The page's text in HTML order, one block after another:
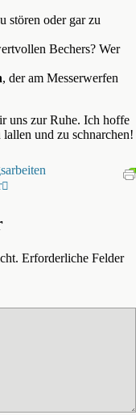
stören oder gar zu
Bechers? Wer
, der am Messerwerfen
uns zur Ruhe. Ich hoffe
und zu schnarchen!
Erforderliche Felder